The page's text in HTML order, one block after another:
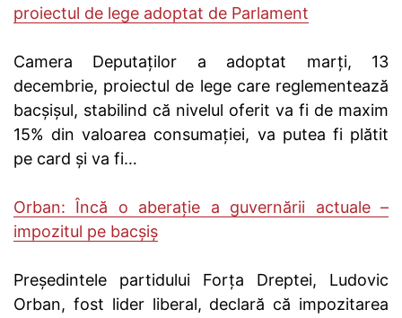
proiectul de lege adoptat de Parlament
Camera Deputaţilor a adoptat marţi, 13
decembrie, proiectul de lege care reglementează
bacşişul, stabilind că nivelul oferit va fi de maxim
15% din valoarea consumaţiei, va putea fi plătit
pe card şi va fi…
Orban: Încă o aberaţie a guvernării actuale –
impozitul pe bacşiş
Preşedintele partidului Forţa Dreptei, Ludovic
Orban, fost lider liberal, declară că impozitarea